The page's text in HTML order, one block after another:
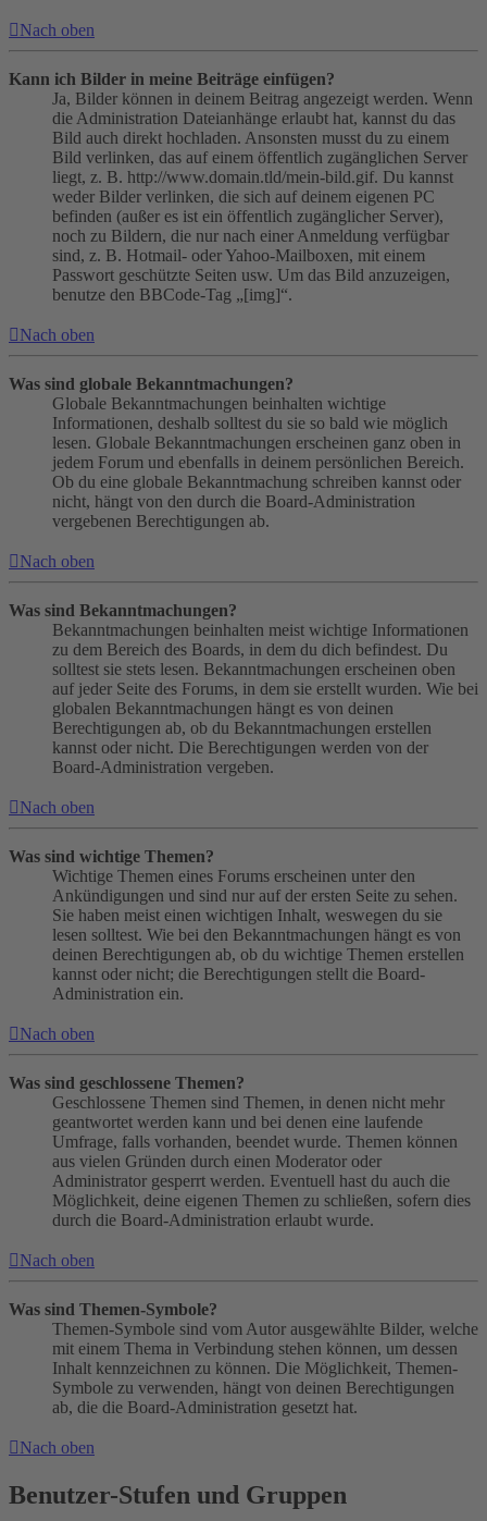
Nach oben
Kann ich Bilder in meine Beiträge einfügen?
Ja, Bilder können in deinem Beitrag angezeigt werden. Wenn
die Administration Dateianhänge erlaubt hat, kannst du das
Bild auch direkt hochladen. Ansonsten musst du zu einem
Bild verlinken, das auf einem öffentlich zugänglichen Server
liegt, z. B. http://www.domain.tld/mein-bild.gif. Du kannst
weder Bilder verlinken, die sich auf deinem eigenen PC
befinden (außer es ist ein öffentlich zugänglicher Server),
noch zu Bildern, die nur nach einer Anmeldung verfügbar
sind, z. B. Hotmail- oder Yahoo-Mailboxen, mit einem
Passwort geschützte Seiten usw. Um das Bild anzuzeigen,
benutze den BBCode-Tag „[img]“.
Nach oben
Was sind globale Bekanntmachungen?
Globale Bekanntmachungen beinhalten wichtige
Informationen, deshalb solltest du sie so bald wie möglich
lesen. Globale Bekanntmachungen erscheinen ganz oben in
jedem Forum und ebenfalls in deinem persönlichen Bereich.
Ob du eine globale Bekanntmachung schreiben kannst oder
nicht, hängt von den durch die Board-Administration
vergebenen Berechtigungen ab.
Nach oben
Was sind Bekanntmachungen?
Bekanntmachungen beinhalten meist wichtige Informationen
zu dem Bereich des Boards, in dem du dich befindest. Du
solltest sie stets lesen. Bekanntmachungen erscheinen oben
auf jeder Seite des Forums, in dem sie erstellt wurden. Wie bei
globalen Bekanntmachungen hängt es von deinen
Berechtigungen ab, ob du Bekanntmachungen erstellen
kannst oder nicht. Die Berechtigungen werden von der
Board-Administration vergeben.
Nach oben
Was sind wichtige Themen?
Wichtige Themen eines Forums erscheinen unter den
Ankündigungen und sind nur auf der ersten Seite zu sehen.
Sie haben meist einen wichtigen Inhalt, weswegen du sie
lesen solltest. Wie bei den Bekanntmachungen hängt es von
deinen Berechtigungen ab, ob du wichtige Themen erstellen
kannst oder nicht; die Berechtigungen stellt die Board-
Administration ein.
Nach oben
Was sind geschlossene Themen?
Geschlossene Themen sind Themen, in denen nicht mehr
geantwortet werden kann und bei denen eine laufende
Umfrage, falls vorhanden, beendet wurde. Themen können
aus vielen Gründen durch einen Moderator oder
Administrator gesperrt werden. Eventuell hast du auch die
Möglichkeit, deine eigenen Themen zu schließen, sofern dies
durch die Board-Administration erlaubt wurde.
Nach oben
Was sind Themen-Symbole?
Themen-Symbole sind vom Autor ausgewählte Bilder, welche
mit einem Thema in Verbindung stehen können, um dessen
Inhalt kennzeichnen zu können. Die Möglichkeit, Themen-
Symbole zu verwenden, hängt von deinen Berechtigungen
ab, die die Board-Administration gesetzt hat.
Nach oben
Benutzer-Stufen und Gruppen